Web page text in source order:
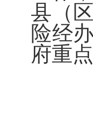
县（
险经
府重